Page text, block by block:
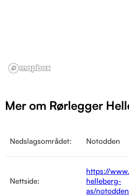
Mer om Rørlegger
Nedslagsområdet: Notodden
Nettside:
https://
helleberg-
as/